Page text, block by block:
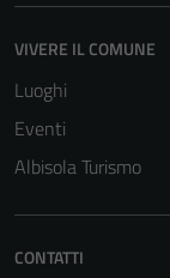
VIVERE IL COMUNE
Luoghi
Eventi
Albisola Turismo
CONTATTI